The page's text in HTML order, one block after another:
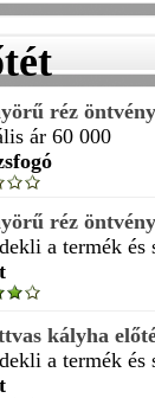
réz
ár 60 000
réz
a termék és
kályha
a termék és